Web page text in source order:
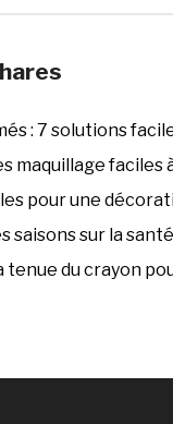
: 7 solutions
maquillage
pour une
saisons sur la
du crayon